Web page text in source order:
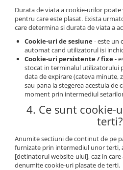
Durata de viata a cookie-urilor
pentru care este plasat. Exista
care determina si durata de viata a
Cookie-uri de sesiune- este un
automat cand utilizatorul isi
Cookie-uri persistente / fixe-
stocat in terminalul utilizatorului
data de expirare (cateva minute,
sau pana la stegerea acestuia de
moment prin intermediul
4. Ce sunt cookie-
terti?
Anumite sectiuni de continut de pe
furnizate prin intermediul unor terti,
[detinatorul website-ului], caz in
denumite cookie-uri plasate de terti.